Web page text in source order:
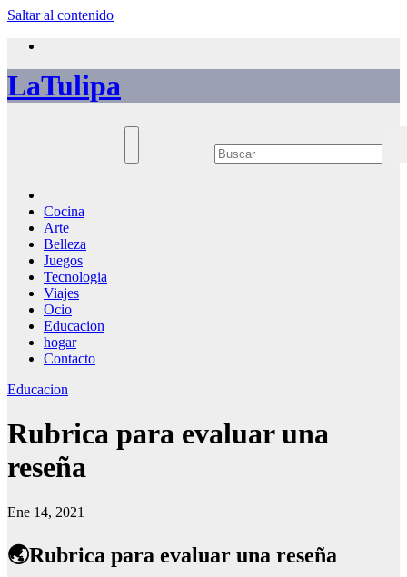
Saltar al contenido
LaTulipa
Cocina
Arte
Belleza
Juegos
Tecnologia
Viajes
Ocio
Educacion
hogar
Contacto
Educacion
Rubrica para evaluar una
reseña
Ene 14, 2021
🌏Rubrica para evaluar una reseña